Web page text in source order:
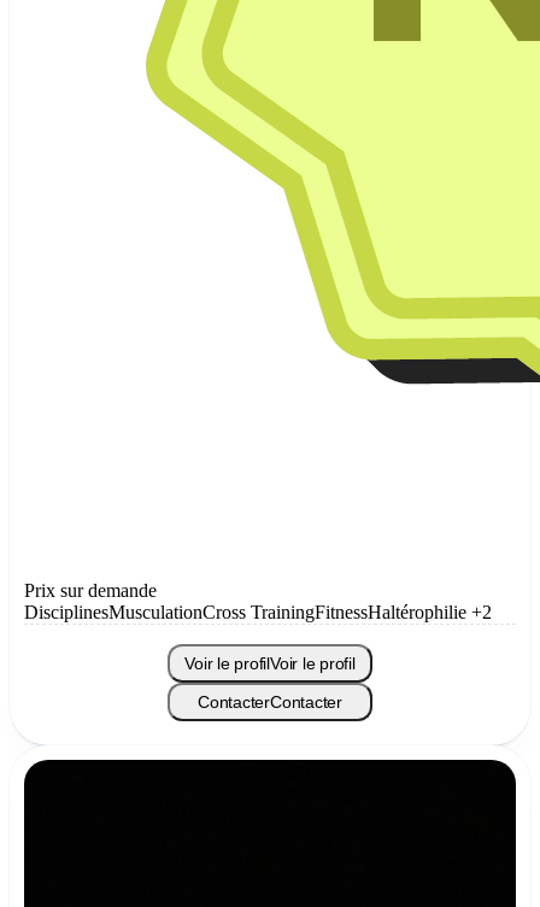
Prix sur demande
DisciplinesMusculationCross TrainingFitnessHaltérophilie +2
Voir le profilVoir le profil
ContacterContacter